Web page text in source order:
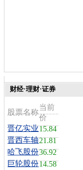
财经·理财·证券
股票名称
当前
价
晋亿实业15.84
晋西车轴21.81
哈飞股份36.92
巨轮股份14.58